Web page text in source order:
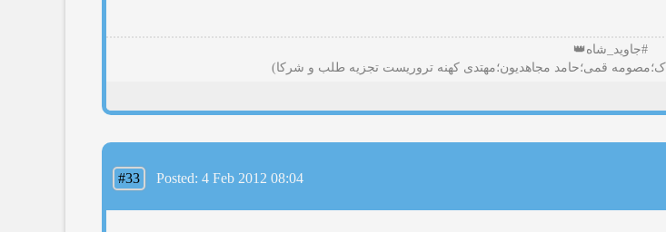
#جاوید_شاه👑
#33 Posted: 4 Feb 2012 08:04